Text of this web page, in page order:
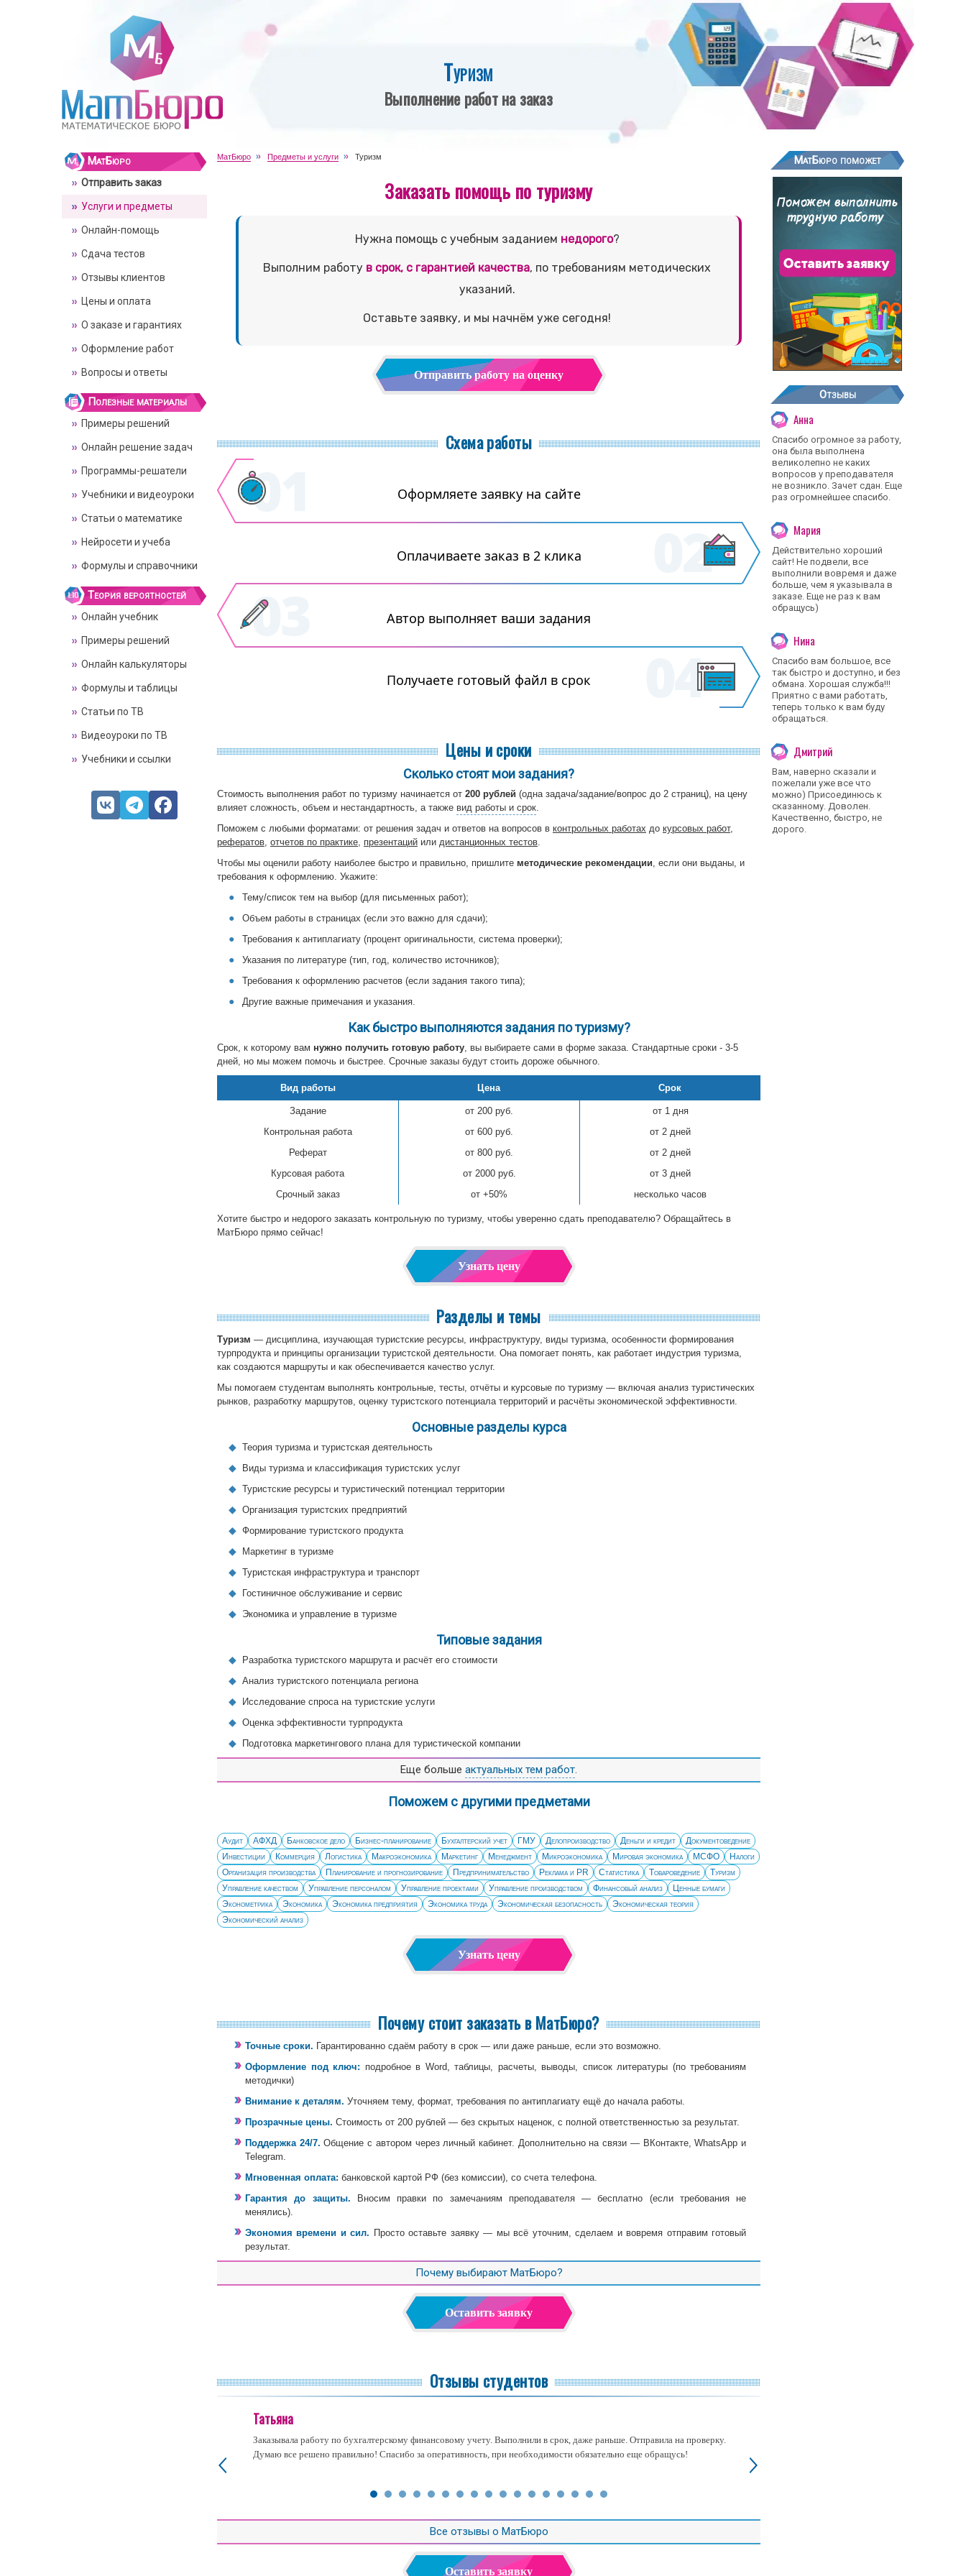
Туризм
Выполнение работ на заказ
МатБюро Предметы и услуги Туризм
Заказать помощь по туризму
Нужна помощь с учебным заданием недорого?
Выполним работу в срок, с гарантией качества, по требованиям методических
указаний.
Оставьте заявку, и мы начнём уже сегодня!
Отправить работу на оценку
Схема работы
Оформляете заявку на сайте
Оплачиваете заказ в 2 клика
Автор выполняет ваши задания
Получаете готовый файл в срок
Цены и сроки
Сколько стоят мои задания?
Стоимость выполнения работ по туризму начинается от 200 рублей (одна задача/задание/вопрос до 2 страниц), на цену
влияет сложность, объем и нестандартность, а также вид работы и срок
Поможем с любыми форматами: от решения задач и ответов на вопросов в контрольных работах до курсовых работ,
рефератов отчетов по практике презентаций или дистанционных тестов
Чтобы мы оценили работу наиболее быстро и правильно, пришлите методические рекомендации , если они выданы, и
требования к оформлению. Укажите:
Тему/список тем на выбор (для письменных работ);
Объем работы в страницах (если это важно для сдачи);
Требования к антиплагиату (процент оригинальности, система проверки);
Указания по литературе (тип, год, количество источников);
Требования к оформлению расчетов (если задания такого типа);
Другие важные примечания и указания.
Как быстро выполняются задания по туризму?
Срок, к которому вам нужно получить готовую работу , вы выбираете сами в форме заказа. Стандартные сроки - 3-5
дней, но мы можем помочь и быстрее. Срочные заказы будут стоить дороже обычного.
Вид работы Цена Срок
Задание от 200 руб.
от 1 дня
Контрольная работа
от 600 руб.
от 2 дней
Реферат
от 800 руб.
от 2 дней
Курсовая работа
от 2000 руб.
от 3 дней
Срочный заказ
от +50% несколько часов
Хотите быстро и недорого заказать контрольную по туризму, чтобы уверенно сдать преподавателю? Обращайтесь в
МатБюро прямо сейчас!
Узнать цену
Разделы и темы
Туризм — дисциплина, изучающая туристские ресурсы, инфраструктуру, виды туризма, особенности формирования
турпродукта и принципы организации туристской деятельности. Она помогает понять, как работает индустрия туризма,
как создаются маршруты и как обеспечивается качество услуг.
Мы помогаем студентам выполнять контрольные, тесты, отчёты и курсовые по туризму — включая анализ туристических
рынков, разработку маршрутов, оценку туристского потенциала территорий и расчёты экономической эффективности.
Основные разделы курса
Теория туризма и туристская деятельность
Виды туризма и классификация туристских услуг
Туристские ресурсы и туристический потенциал территории
Организация туристских предприятий
Формирование туристского продукта
Маркетинг в туризме
Туристская инфраструктура и транспорт
Гостиничное обслуживание и сервис
Экономика и управление в туризме
Типовые задания
Разработка туристского маршрута и расчёт его стоимости
Анализ туристского потенциала региона
Исследование спроса на туристские услуги
Оценка эффективности турпродукта
Подготовка маркетингового плана для туристической компании
Еще больше актуальных тем работ.
Поможем с другими предметами
Аудит АФХД Банковское дело Бизнес-планирование Бухгалтерский учет ГМУ Делопроизводство Деньги и кредит
Документоведение
Инвестиции
Коммерция Логистика Макроэкономика Маркетинг Менеджмент Микроэкономика Мировая экономика МСФО
Налоги
Организация производства
Планирование и прогнозирование Предпринимательство Реклама и PR Статистика Товароведение
Туризм
Управление качеством
Управление персоналом Управление проектами Управление производством Финансовый анализ
Ценные бумаги
Эконометрика
Экономика Экономика предприятия Экономика труда Экономическая безопасность
Экономическая теория
Экономический анализ
Узнать цену
Почему стоит заказать в МатБюро?
Точные сроки. Гарантированно сдаём работу в срок — или даже раньше, если это возможно.
Оформление под ключ: подробное в Word, таблицы, расчеты, выводы, список литературы (по требованиям
методички)
Внимание к деталям. Уточняем тему, формат, требования по антиплагиату ещё до начала работы.
Прозрачные цены. Стоимость от 200 рублей — без скрытых наценок, с полной ответственностью за результат.
Поддержка 24/7. Общение с автором через личный кабинет. Дополнительно на связи — ВКонтакте, WhatsApp и
Telegram.
Мгновенная оплата: банковской картой РФ (без комиссии), со счета телефона.
Гарантия до защиты. Вносим правки по замечаниям преподавателя — бесплатно (если требования не
менялись).
Экономия времени и сил. Просто оставьте заявку — мы всё уточним, сделаем и вовремя отправим готовый
результат.
Почему выбирают МатБюро?
Оставить заявку
Отзывы студентов
Заказывала работу по бухгалтерскому финансовому учету. Выполнили в срок, даже раньше. Отправила на проверку.
Думаю все решено правильно! Спасибо за оперативность, при необходимости обязательно еще обращусь!
Татьяна
Все отзывы о МатБюро
Оставить заявку
МатБюро
Отправить заказ
Услуги и предметы
Онлайн-помощь
Сдача тестов
Отзывы клиентов
Цены и оплата
О заказе и гарантиях
Оформление работ
Вопросы и ответы
Полезные материалы
Примеры решений
Онлайн решение задач
Программы-решатели
Учебники и видеоуроки
Статьи о математике
Нейросети и учеба
Формулы и справочники
Теория вероятностей
Онлайн учебник
Примеры решений
Онлайн калькуляторы
Формулы и таблицы
Статьи по ТВ
Видеоуроки по ТВ
Учебники и ссылки
МатБюро поможет
Отзывы
Анна
Спасибо огромное за работу,
она была выполнена
великолепно не каких
вопросов у преподавателя
не возникло. Зачет сдан. Еще
раз огромнейшее спасибо.
Мария
Действительно хороший
сайт! Не подвели, все
выполнили вовремя и даже
больше, чем я указывала в
заказе. Еще не раз к вам
обращусь)
Нина
Спасибо вам большое, все
так быстро и доступно, и без
обмана. Хорошая служба!!!
Приятно с вами работать,
теперь только к вам буду
обращаться.
Дмитрий
Вам, наверно сказали и
пожелали уже все что
можно) Присоединюсь к
сказанному. Доволен.
Качественно, быстро, не
дорого.